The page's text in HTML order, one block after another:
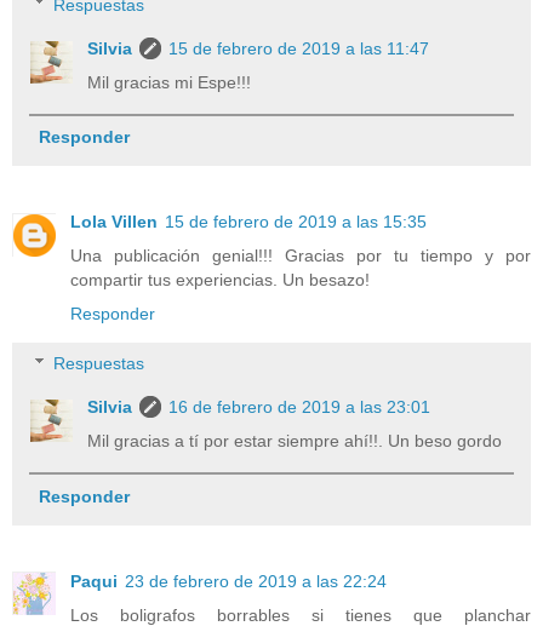
Respuestas
Silvia
15 de febrero de 2019 a las 11:47
Mil gracias mi Espe!!!
Responder
Lola Villen 15 de febrero de 2019 a las 15:35
Una publicación genial!!! Gracias por tu tiempo y por
compartir tus experiencias. Un besazo!
Responder
Respuestas
Silvia
16 de febrero de 2019 a las 23:01
Mil gracias a tí por estar siempre ahí!!. Un beso gordo
Responder
Paqui 23 de febrero de 2019 a las 22:24
Los boligrafos borrables si tienes que planchar